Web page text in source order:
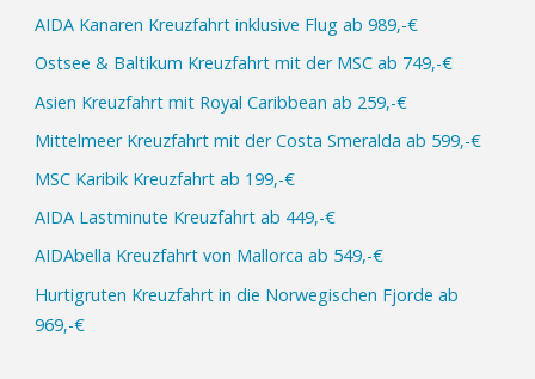
AIDA Kanaren Kreuzfahrt inklusive Flug ab 989,-€
Ostsee & Baltikum Kreuzfahrt mit der MSC ab 749,-€
Asien Kreuzfahrt mit Royal Caribbean ab 259,-€
Mittelmeer Kreuzfahrt mit der Costa Smeralda ab 599,-€
MSC Karibik Kreuzfahrt ab 199,-€
AIDA Lastminute Kreuzfahrt ab 449,-€
AIDAbella Kreuzfahrt von Mallorca ab 549,-€
Hurtigruten Kreuzfahrt in die Norwegischen Fjorde ab
969,-€